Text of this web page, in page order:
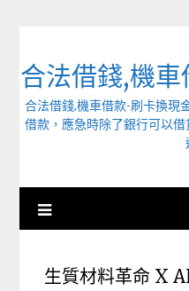
合法借錢,機
合法借錢,機車借款-刷卡換現
借款，應急時除了銀行可以
生質材料革命 X